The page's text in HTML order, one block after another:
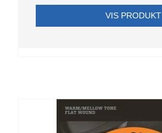
VIS PRODUKT